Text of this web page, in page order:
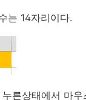
는 14자리이다.
른상태에서 마